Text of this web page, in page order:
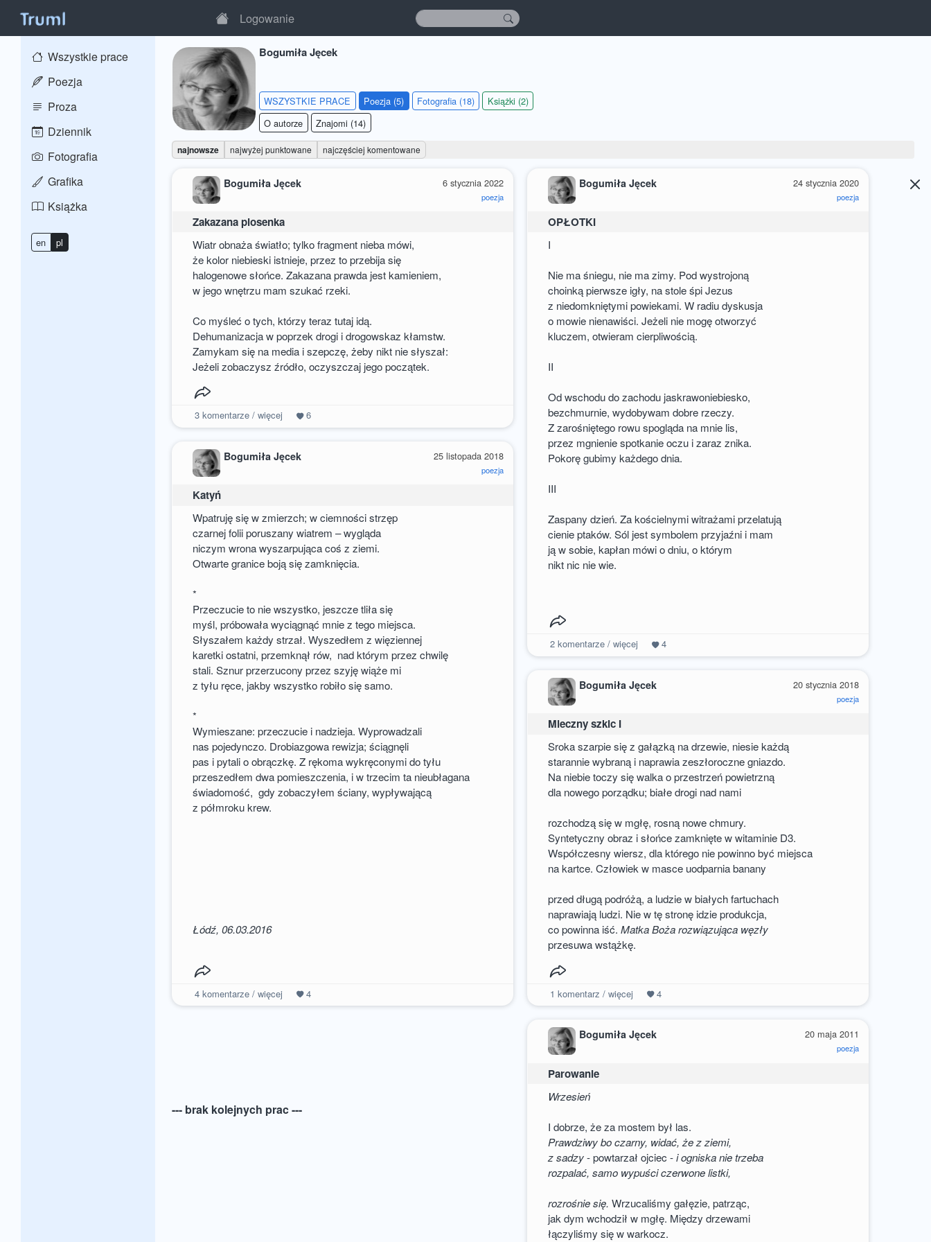
Logowanie
Wszystkie prace
Poezja
Proza
Dziennik
Fotografia
Grafika
Książka
en pl
Bogumiła Jęcek
WSZYSTKIE PRACE Poezja (5) Fotografia (18)
Książki (2)
O autorze
Znajomi (14)
najnowsze najwyżej punktowane najczęściej komentowane
6 stycznia 2022
poezja
Bogumiła Jęcek
Zakazana piosenka
Wiatr obnaża światło; tylko fragment nieba mówi,
że kolor niebieski istnieje, przez to przebija się
halogenowe słońce. Zakazana prawda jest kamieniem,
w jego wnętrzu mam szukać rzeki.
Co myśleć o tych, którzy teraz tutaj idą.
Dehumanizacja w poprzek drogi i drogowskaz kłamstw.
Zamykam się na media i szepczę, żeby nikt nie słyszał:
Jeżeli zobaczysz źródło, oczyszczaj jego początek.
3komentarze / więcej 6
24 stycznia 2020
poezja
Bogumiła Jęcek
OPŁOTKI
I
Nie ma śniegu, nie ma zimy. Pod wystrojoną
choinką pierwsze igły, na stole śpi Jezus
z niedomkniętymi powiekami. W radiu dyskusja
o mowie nienawiści. Jeżeli nie mogę otworzyć
kluczem, otwieram cierpliwością.
II
Od wschodu do zachodu jaskrawoniebiesko,
bezchmurnie, wydobywam dobre rzeczy.
Z zarośniętego rowu spogląda na mnie lis,
przez mgnienie spotkanie oczu i zaraz znika.
Pokorę gubimy każdego dnia.
III
Zaspany dzień. Za kościelnymi witrażami przelatują
cienie ptaków. Sól jest symbolem przyjaźni i mam
ją w sobie, kapłan mówi o dniu, o którym
nikt nic nie wie.
2komentarze / więcej 4
25 listopada 2018
poezja
Bogumiła Jęcek
Katyń
Wpatruję się w zmierzch; w ciemności strzęp
czarnej folii poruszany wiatrem – wygląda
niczym wrona wyszarpująca coś z ziemi.
Otwarte granice boją się zamknięcia.
*
Przeczucie to nie wszystko, jeszcze tliła się
myśl, próbowała wyciągnąć mnie z tego miejsca.
Słyszałem każdy strzał. Wyszedłem z więziennej
karetki ostatni, przemknął rów, nad którym przez chwilę
stali. Sznur przerzucony przez szyję wiąże mi
z tyłu ręce, jakby wszystko robiło się samo.
*
Wymieszane: przeczucie i nadzieja. Wyprowadzali
nas pojedynczo. Drobiazgowa rewizja; ściągnęli
pas i pytali o obrączkę. Z rękoma wykręconymi do tyłu
przeszedłem dwa pomieszczenia, i w trzecim ta nieubłagana
świadomość, gdy zobaczyłem ściany, wypływającą
z półmroku krew.
Łódź, 06.03.2016
4komentarze / więcej 4
20 stycznia 2018
poezja
Bogumiła Jęcek
Mleczny szkic I
Sroka szarpie się z gałązką na drzewie, niesie każdą
starannie wybraną i naprawia zeszłoroczne gniazdo.
Na niebie toczy się walka o przestrzeń powietrzną
dla nowego porządku; białe drogi nad nami
rozchodzą się w mgłę, rosną nowe chmury.
Syntetyczny obraz i słońce zamknięte w witaminie D3.
Współczesny wiersz, dla którego nie powinno być miejsca
na kartce. Człowiek w masce uodparnia banany
przed długą podróżą, a ludzie w białych fartuchach
naprawiają ludzi. Nie w tę stronę idzie produkcja,
co powinna iść.Matka Boża rozwiązująca węzły
przesuwa wstążkę.
1 komentarz / więcej 4
20 maja 2011
poezja
Bogumiła Jęcek
Parowanie
Wrzesień
I dobrze, że za mostem był las.
Prawdziwy bo czarny, widać, że z ziemi,
z sadzy- powtarzał ojciec -i ogniska nie trzeba
rozpalać, samo wypuści czerwone listki,
rozrośnie się. Wrzucaliśmy gałęzie, patrząc,
jak dym wchodził w mgłę. Między drzewami
łączyliśmy się w warkocz.
--- brak kolejnych prac ---